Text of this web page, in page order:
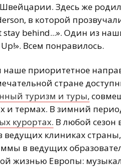
Здесь же
в которой
behind...». Один из
Всем понравилось.
наше приоритетное
стране
туризм и туры,
и термах. В зимний
курортах. В любой сезон
клиниках
в ведущих
жизнью Европы: